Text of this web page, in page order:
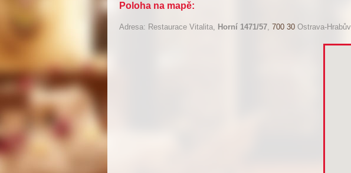
Poloha na mapě:
Adresa: Restaurace Vitalita, Horní 1471/57, 700 30 Ostrava-